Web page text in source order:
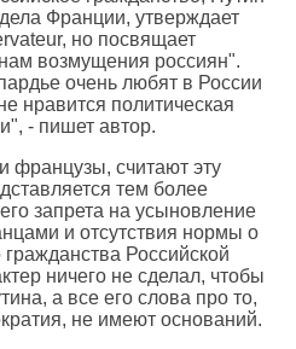
Франции, утверждает
, но посвящает
возмущения россиян".
очень любят в России
нравится политическая
- пишет автор.
французы, считают эту
тем более
запрета на усыновление
и отсутствия нормы о
Российской
ничего не сделал, чтобы
а все его слова про то,
не имеют оснований.